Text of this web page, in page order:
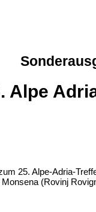
Alpe
25. Alpe-Adria-
(Rovinj